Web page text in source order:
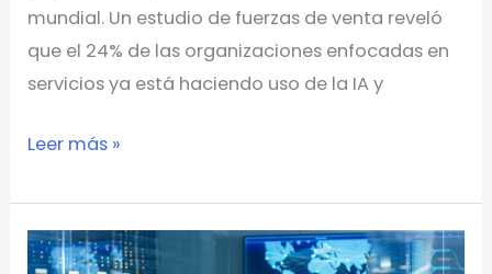
mundial. Un estudio de fuerzas de venta reveló
que el 24% de las organizaciones enfocadas en
servicios ya está haciendo uso de la IA y
Leer más »
¿Cómo